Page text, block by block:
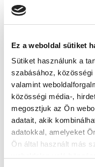
Ez a weboldal sütiket
Sütiket használunk a
szabásához,
valamint
közösségi média-,
megosztjuk az Ön
adatait, akik
adatokkal, amelyeket
Ön által használt más